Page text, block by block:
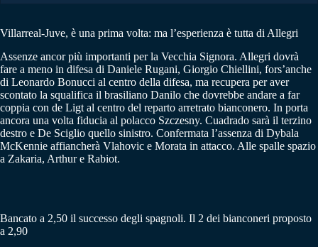
Villarreal-Juve, è una prima volta: ma l’esperienza è tutta di Allegri
Assenze ancor più importanti per la Vecchia Signora. Allegri dovrà
fare a meno in difesa di Daniele Rugani, Giorgio Chiellini, fors’anche
di Leonardo Bonucci al centro della difesa, ma recupera per aver
scontato la squalifica il brasiliano Danilo che dovrebbe andare a far
coppia con de Ligt al centro del reparto arretrato bianconero. In porta
ancora una volta fiducia al polacco Szczesny. Cuadrado sarà il terzino
destro e De Sciglio quello sinistro. Confermata l’assenza di Dybala
McKennie affiancherà Vlahovic e Morata in attacco. Alle spalle spazio
a Zakaria, Arthur e Rabiot.
Bancato a 2,50 il successo degli spagnoli. Il 2 dei bianconeri proposto
a 2,90